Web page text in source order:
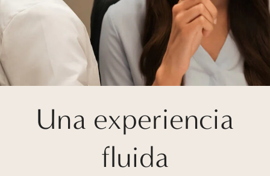
Una experiencia
fluida